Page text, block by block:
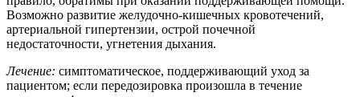
Возможно развитие желудочно-кишечных кровотечений,
артериальной гипертензии, острой почечной
недостаточности, угнетения дыхания.
Лечение: симптоматическое, поддерживающий уход за
пациентом; если передозировка произошла в течение